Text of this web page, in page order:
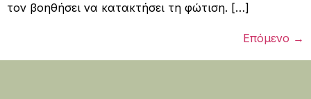
τον βοηθήσει να κατακτήσει τη φώτιση. […]
Επόμενο →